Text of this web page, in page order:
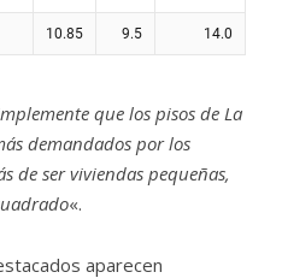
que los pisos de La
demandados por los
de ser viviendas pequeñas,
«.
aparecen